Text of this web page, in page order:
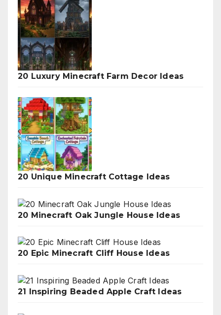
20 Luxury Minecraft Farm Decor Ideas
20 Unique Minecraft Cottage Ideas
20 Minecraft Oak Jungle House Ideas
20 Epic Minecraft Cliff House Ideas
21 Inspiring Beaded Apple Craft Ideas